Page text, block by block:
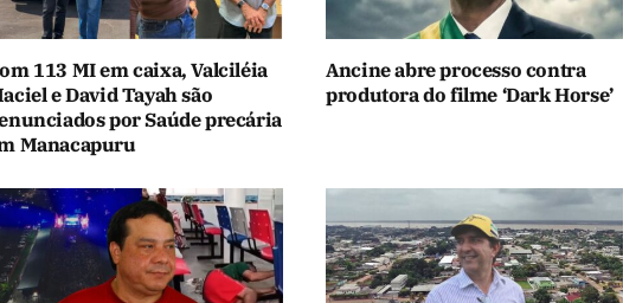
113 MI em caixa, Valciléia
e David Tayah são
por Saúde precária
Manacapuru
Ancine abre processo contra
produtora do filme ‘Dark Horse’